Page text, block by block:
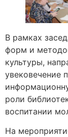
В рамках
форм и
культуры,
увековечение
роли
воспитании
На